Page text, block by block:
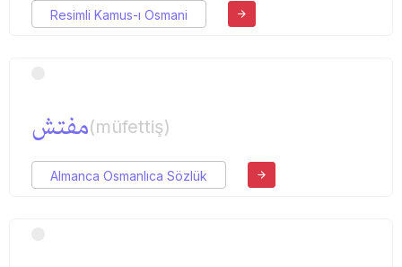
Resimli Kamus-ı Osmani
مفتش(müfettiş)
Almanca Osmanlıca Sözlük